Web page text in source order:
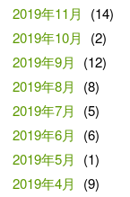
2019年11月
(14)
2019年10月
(2)
2019年9月
(12)
2019年8月
(8)
2019年7月
(5)
2019年6月
(6)
2019年5月
(1)
2019年4月
(9)